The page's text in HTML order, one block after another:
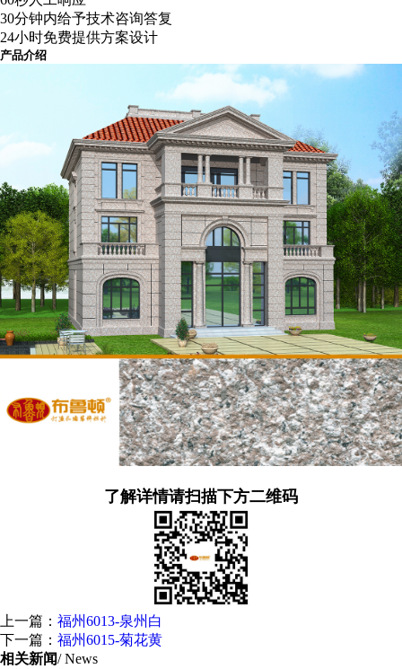
30分钟内给予技术咨询答复
24小时免费提供方案设计
产品介绍
了解详情请扫描下方二维码
上一篇： 福州6013-泉州白
下一篇： 福州6015-菊花黄
相关新闻/ News